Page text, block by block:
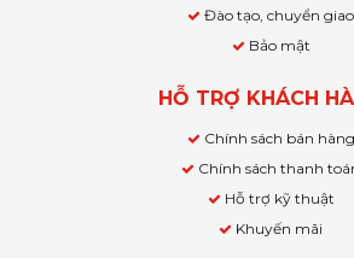
Đào tạo, chuyển giao
Bảo mật
HỖ TRỢ KHÁCH
Chính sách bán hàng
Chính sách thanh
Hỗ trợ kỹ thuật
Khuyến mãi